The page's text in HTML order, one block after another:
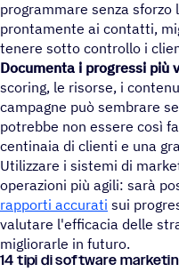
programmare senza
prontamente ai contatti,
tenere sotto controllo i
Documenta i progressi più
scoring, le risorse, i
campagne può sembrare
potrebbe non essere così
centinaia di clienti e una
Utilizzare i sistemi di
operazioni più agili: sarà
rapporti accurati sui
valutare l'efficacia delle
migliorarle in futuro.
14 tipi di soft­ware